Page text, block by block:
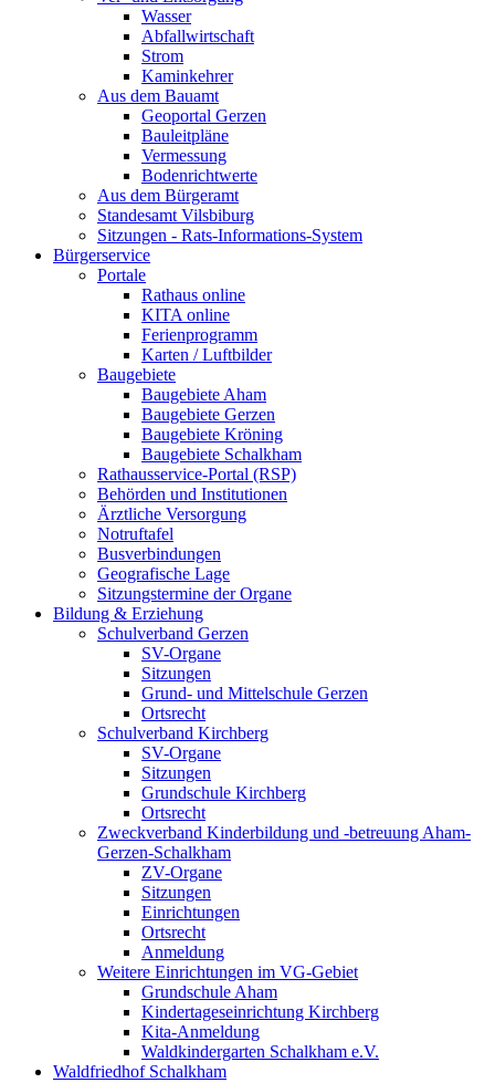
Wasser
Abfallwirtschaft
Strom
Kaminkehrer
Aus dem Bauamt
Geoportal Gerzen
Bauleitpläne
Vermessung
Bodenrichtwerte
Aus dem Bürgeramt
Standesamt Vilsbiburg
Sitzungen - Rats-Informations-System
Bürgerservice
Portale
Rathaus online
KITA online
Ferienprogramm
Karten / Luftbilder
Baugebiete
Baugebiete Aham
Baugebiete Gerzen
Baugebiete Kröning
Baugebiete Schalkham
Rathausservice-Portal (RSP)
Behörden und Institutionen
Ärztliche Versorgung
Notruftafel
Busverbindungen
Geografische Lage
Sitzungstermine der Organe
Bildung & Erziehung
Schulverband Gerzen
SV-Organe
Sitzungen
Grund- und Mittelschule Gerzen
Ortsrecht
Schulverband Kirchberg
SV-Organe
Sitzungen
Grundschule Kirchberg
Ortsrecht
Zweckverband Kinderbildung und -betreuung Aham-
Gerzen-Schalkham
ZV-Organe
Sitzungen
Einrichtungen
Ortsrecht
Anmeldung
Weitere Einrichtungen im VG-Gebiet
Grundschule Aham
Kindertageseinrichtung Kirchberg
Kita-Anmeldung
Waldkindergarten Schalkham e.V.
Waldfriedhof Schalkham